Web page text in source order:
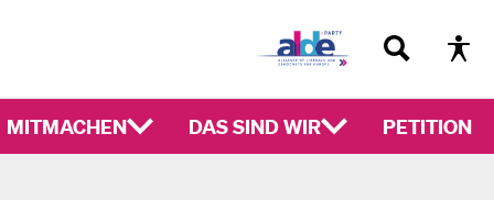
MITMACHEN DAS SIND WIR PETITION